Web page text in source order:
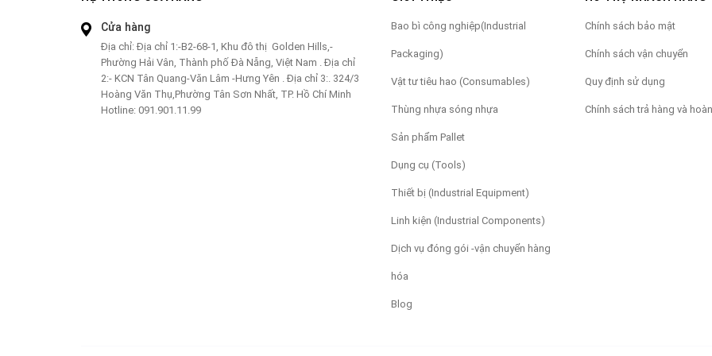
Cửa hàng
Địa chỉ: Địa chỉ 1:-B2-68-1, Khu đô thị Golden Hills,-
Phường Hải Vân, Thành phố Đà Nẵng, Việt Nam . Địa chỉ
2:- KCN Tân Quang-Văn Lâm -Hưng Yên . Địa chỉ 3:. 324/3
Hoàng Văn Thụ,Phường Tân Sơn Nhất, TP. Hồ Chí Minh
Hotline: 091.901.11.99
Bao bì công nghiệp(Industrial
Packaging)
Vật tư tiêu hao (Consumables)
Thùng nhựa sóng nhựa
Sản phẩm Pallet
Dụng cụ (Tools)
Thiết bị (Industrial Equipment)
Linh kiện (Industrial Components)
Dịch vụ đóng gói -vận chuyển hàng
hóa
Blog
Chính sách bảo mật
Chính sách vận chuyển
Quy định sử dụng
Chính sách trả hàng và